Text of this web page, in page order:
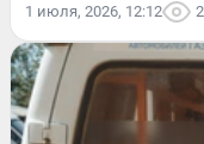
1 июля, 2026, 12:12